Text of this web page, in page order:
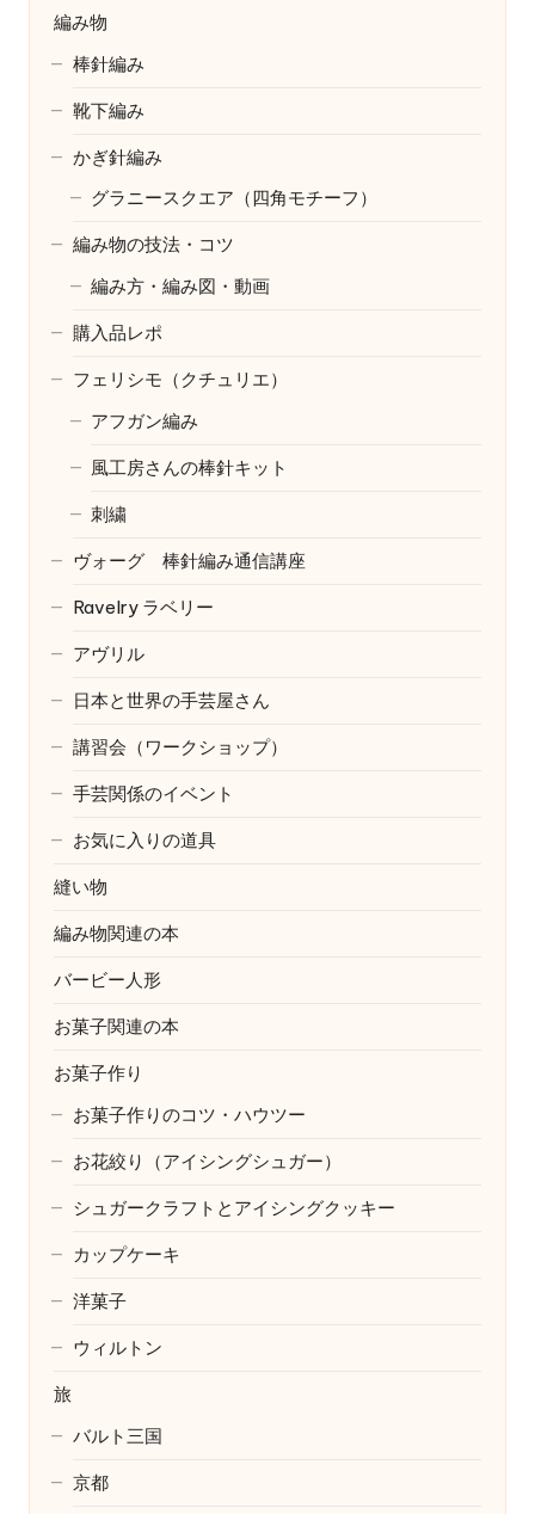
編み物
棒針編み
靴下編み
かぎ針編み
グラニースクエア（四角モチーフ）
編み物の技法・コツ
編み方・編み図・動画
購入品レポ
フェリシモ（クチュリエ）
アフガン編み
風工房さんの棒針キット
刺繍
ヴォーグ 棒針編み通信講座
Ravelry ラベリー
アヴリル
日本と世界の手芸屋さん
講習会（ワークショップ）
手芸関係のイベント
お気に入りの道具
縫い物
編み物関連の本
バービー人形
お菓子関連の本
お菓子作り
お菓子作りのコツ・ハウツー
お花絞り（アイシングシュガー）
シュガークラフトとアイシングクッキー
カップケーキ
洋菓子
ウィルトン
旅
バルト三国
京都